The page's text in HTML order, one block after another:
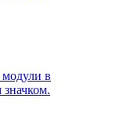
в